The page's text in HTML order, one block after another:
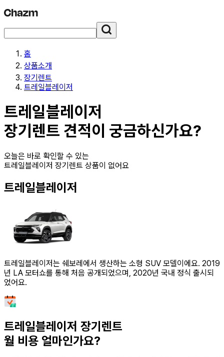
홈
상품소개
장기렌트
트레일블레이저
트레일블레이저
장기렌트 견적이 궁금하신가요?
오늘은 바로 확인할 수 있는
트레일블레이저 장기렌트 상품이 없어요
트레일블레이저
트레일블레이저는 쉐보레에서 생산하는 소형 SUV 모델이에요. 2019
년 LA 모터쇼를 통해 처음 공개되었으며, 2020년 국내 정식 출시되
었어요.
트레일블레이저 장기렌트
월 비용 얼마인가요?